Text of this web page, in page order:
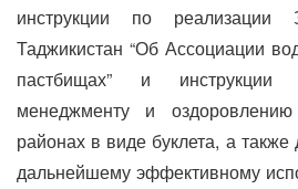
инструкции по реализации
Таджикистан “Об Ассоциации
пастбищах” и инструкции
менеджменту и
районах в виде буклета, а
дальнейшему эффективному